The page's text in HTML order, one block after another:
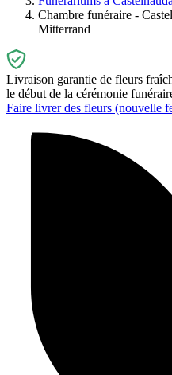
Chambre funéraire -
Mitterrand
Livraison garantie de fleurs
le début de la cérémonie
Faire livrer des fleurs (nouvelle